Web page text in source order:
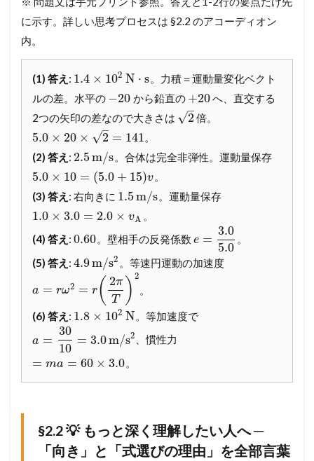
っ
と
解
た
い
へ
─
き
」
と
「
選
の
由
を
全
部
言
す
る
に示す。詳しい思考プロセスは §2.2 のアコーディオン
内。
(1) 答え : 1.4 × 102 N ⋅ s。力積＝運動量変化ベクト
ルの差。水平の −20 から鉛直の +20へ、直交する
2つの矢印の差なので大きさは
2
–
√ 倍。
5.0 × 20 × 2
–
√ = 141。
(2) 答え : 2.5 m/s。合体は完全非弾性。運動量保存
5.0 × 10 = (5.0 + 15)v。
(3) 答え : 右向きに 1.5 m/s。運動量保存
1.0 × 3.0 = 2.0 × vA 。
(4) 答え :0.60。壁相手の反発係数 e =
3.0
5.0
。
(5) 答え :4.9m/s2 。等速円運動の加速度
a = rω2 = r( 2π
T
) 2
(6) 答え : 1.8 × 102 N。等加速度で
a =
30
10
= 3.0m/s2 、慣性力
= ma = 60 × 3.0。
§2.2 💡 もっと深く理解したい人へ ─
「向き」と「式選びの理由」を全部言葉